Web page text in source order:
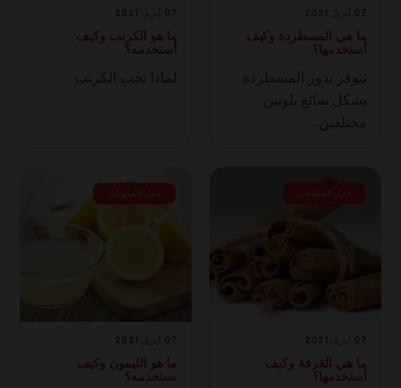
ما هي المسطردة وكيف
أستخدمها؟
تتوفر بذور المسطردة
بشكل شائع بلونين
مختلفين.
ما هو الكرنب وكيف
أستخدمه؟
لماذا نحب الكرنب
دليل المكونات
ما هي القرفة وكيف
أستخدمها؟
دليل المكونات
ما هو الليمون وكيف
نستخدمه؟